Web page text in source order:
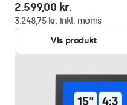
2.599,00 kr.
3.248,75 kr. inkl. moms
Vis produkt